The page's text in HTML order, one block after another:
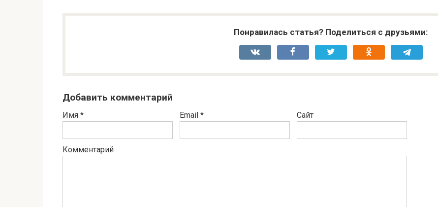
Понравилась статья? Поделиться с друзьями:
Добавить комментарий
Имя * Email * Сайт
Комментарий